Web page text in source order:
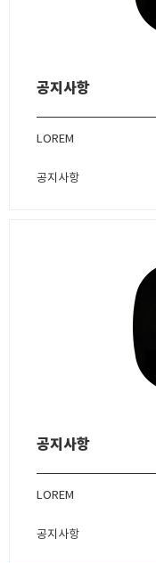
공지사항
LOREM
공지사항
공지사항
LOREM
공지사항